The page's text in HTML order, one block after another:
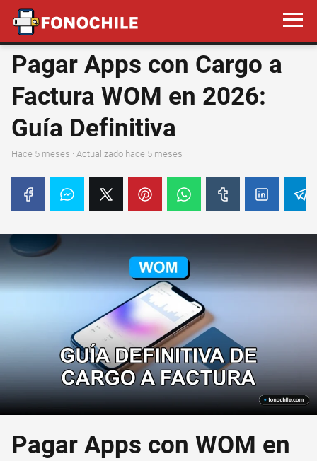
Pagar Apps con Cargo a
Factura WOM en 2026:
Guía Definitiva
hace 5 meses · Actualizado hace 5 meses
Pagar Apps con WOM en